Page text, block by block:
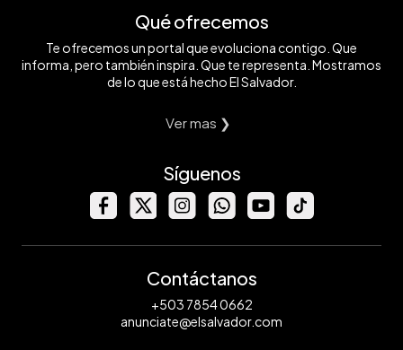
Qué ofrecemos
Te ofrecemos un portal que evoluciona contigo. Que
informa, pero también inspira. Que te representa. Mostramos
de lo que está hecho El Salvador.
Ver mas ❯
Síguenos
Contáctanos
+503 7854 0662
anunciate@elsalvador.com